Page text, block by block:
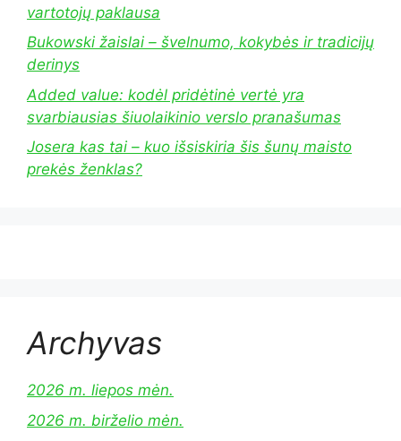
vartotojų paklausa
Bukowski žaislai – švelnumo, kokybės ir tradicijų
derinys
Added value: kodėl pridėtinė vertė yra
svarbiausias šiuolaikinio verslo pranašumas
Josera kas tai – kuo išsiskiria šis šunų maisto
prekės ženklas?
Archyvas
2026 m. liepos mėn.
2026 m. birželio mėn.